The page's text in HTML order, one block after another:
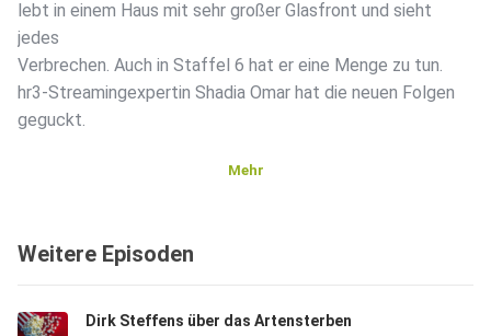
lebt in einem Haus mit sehr großer Glasfront und sieht
jedes
Verbrechen. Auch in Staffel 6 hat er eine Menge zu tun.
hr3-Streamingexpertin Shadia Omar hat die neuen Folgen
geguckt.
Mehr
Weitere Episoden
Dirk Steffens über das Artensterben